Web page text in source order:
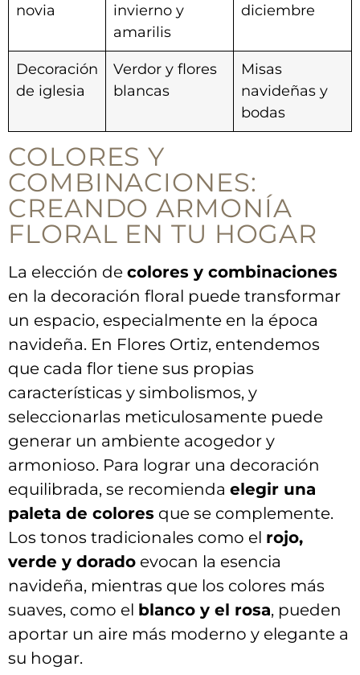
novia
‍invierno y
amarilis
diciembre
Decoración‍
de iglesia
Verdor‍ y flores
⁤blancas
Misas
navideñas y⁤
bodas
COLORES Y
COMBINACIONES:
CREANDO ARMONÍA⁢
FLORAL EN TU ‍HOGAR
La⁤ elección de colores y combinaciones
en ⁢la decoración floral puede transformar​
un espacio, especialmente en la época
⁣navideña. En‌ Flores Ortiz, entendemos
‌que cada flor tiene ⁢sus propias
características y simbolismos, ​y
seleccionarlas meticulosamente ⁢puede⁢
generar un ambiente acogedor y
⁣armonioso. Para lograr una decoración
‍equilibrada, se⁢ recomienda​ elegir ⁣una ​
paleta​ de ⁢colores que se complemente.
Los tonos⁢ tradicionales​ como el rojo,
verde y dorado evocan la ‍esencia
navideña, mientras que⁣ los ⁤colores más
suaves, como el​ blanco y el rosa, pueden
aportar un aire más moderno y elegante a
su hogar.